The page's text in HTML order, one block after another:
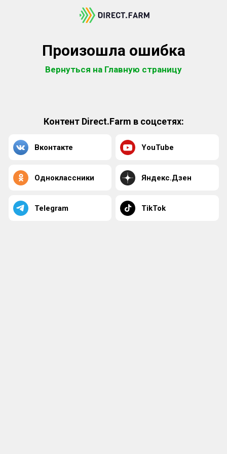
Произошла ошибка
Вернуться на Главную страницу
Контент Direct.Farm в соцсетях:
Вконтакте YouTube
Одноклассники Яндекс.Дзен
Telegram TikTok